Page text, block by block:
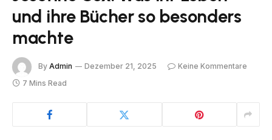
und ihre Bücher so besonders
machte
By Admin Dezember 21, 2025
Keine Kommentare
7 Mins Read